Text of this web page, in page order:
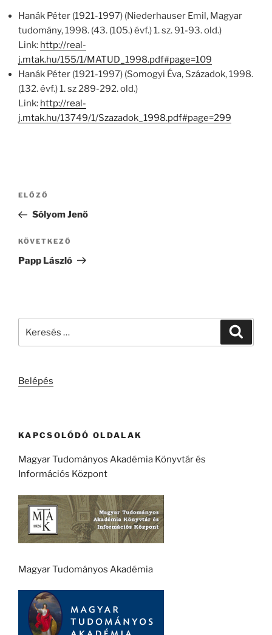
Hanák Péter (1921-1997) (Niederhauser Emil, Magyar
tudomány, 1998. (43. (105.) évf.) 1. sz. 91-93. old.)
Link: http://real-
j.mtak.hu/155/1/MATUD_1998.pdf#page=109
Hanák Péter (1921-1997) (Somogyi Éva, Századok, 1998.
(132. évf.) 1. sz 289-292. old.)
Link: http://real-
j.mtak.hu/13749/1/Szazadok_1998.pdf#page=299
Bejegyzés
Korábbi
bejegyzés
ELŐZŐ
Sólyom Jenő
Következő
bejegyzés
KÖVETKEZŐ
Papp László
Belépés
KAPCSOLÓDÓ OLDALAK
Magyar Tudományos Akadémia Könyvtár és
Információs Központ
Magyar Tudományos Akadémia